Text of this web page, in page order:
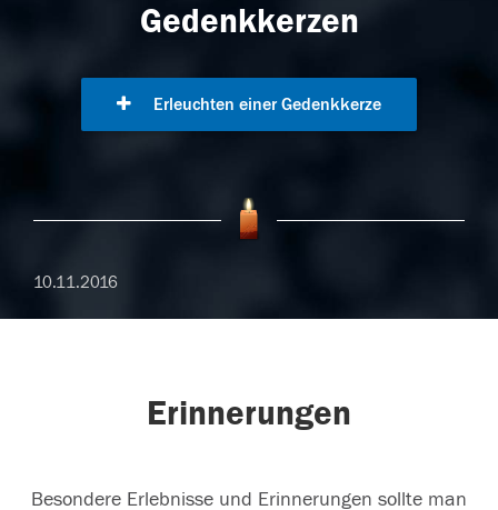
Gedenkkerzen
Erleuchten einer Gedenkkerze
10.11.2016
Erinnerungen
Besondere Erlebnisse und Erinnerungen sollte man